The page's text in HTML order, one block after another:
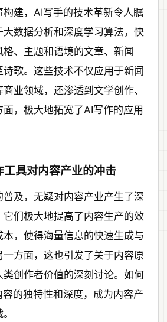
建，AI写手的技术革新令人瞩
大数据分析和深度学习算法，快
、主题和语境的文章、新闻
歌。这些技术不仅应用于新闻
业领域，还渗透到文学创作、
，极大地拓宽了AI写作的应用
工具对内容产业的冲击
普及，无疑对内容产业产生了深
们极大地提高了内容生产的效
，使得海量信息的快速生成与
方面，这也引发了关于内容原
创作者价值的深刻讨论。如何
的独特性和深度，成为内容产